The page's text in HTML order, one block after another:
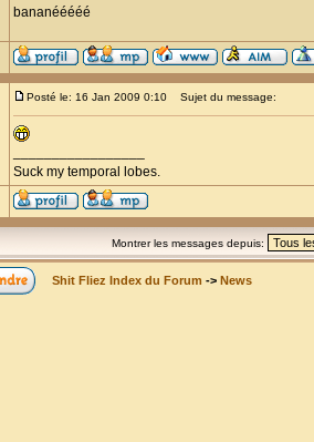
bananééééé
Posté le: 16 Jan 2009 0:10 Sujet du message:
Suck my temporal lobes.
Montrer les messages depuis:
Shit Fliez Index du Forum -> News